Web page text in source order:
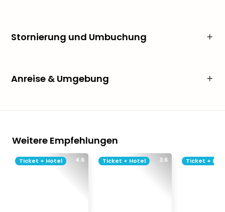
Stornierung und Umbuchung
Anreise & Umgebung
Weitere Empfehlungen
4.6
Ticket + Hotel 3.6
Ticket + Hotel Ticket +